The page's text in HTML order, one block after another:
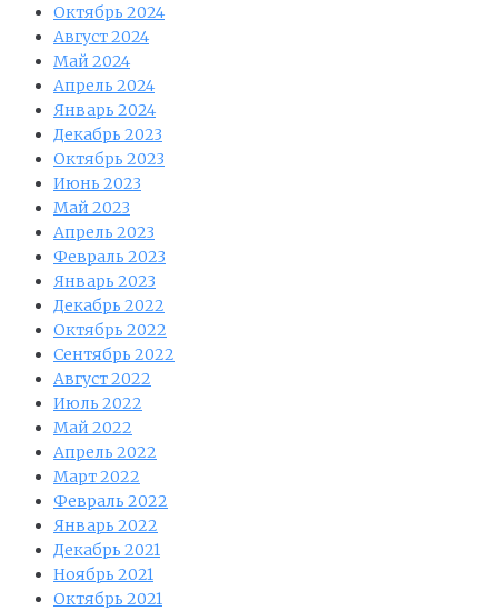
Октябрь 2024
Август 2024
Май 2024
Апрель 2024
Январь 2024
Декабрь 2023
Октябрь 2023
Июнь 2023
Май 2023
Апрель 2023
Февраль 2023
Январь 2023
Декабрь 2022
Октябрь 2022
Сентябрь 2022
Август 2022
Июль 2022
Май 2022
Апрель 2022
Март 2022
Февраль 2022
Январь 2022
Декабрь 2021
Ноябрь 2021
Октябрь 2021